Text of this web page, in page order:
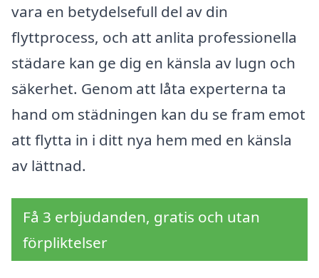
vara en betydelsefull del av din
flyttprocess, och att anlita professionella
städare kan ge dig en känsla av lugn och
säkerhet. Genom att låta experterna ta
hand om städningen kan du se fram emot
att flytta in i ditt nya hem med en känsla
av lättnad.
Få 3 erbjudanden, gratis och utan
förpliktelser